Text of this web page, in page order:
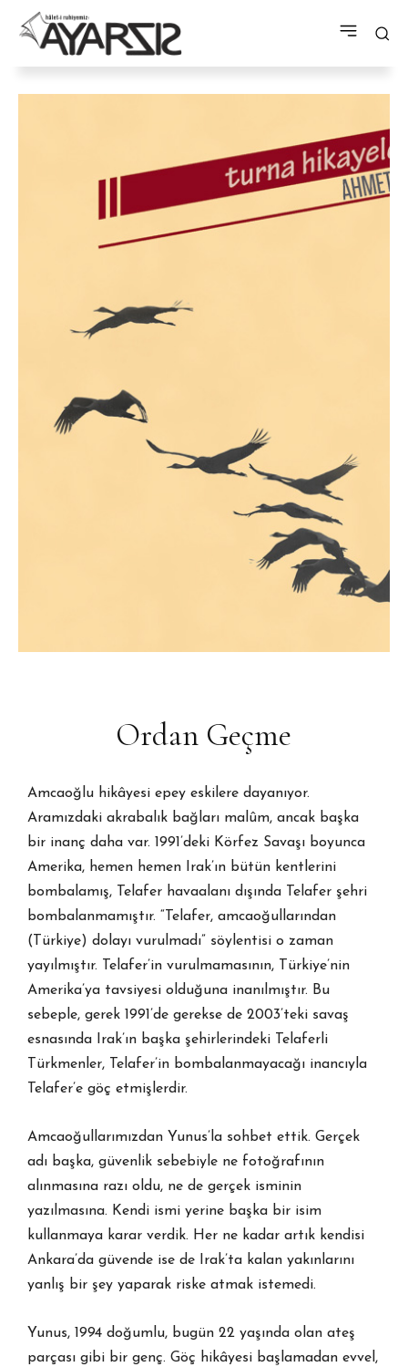
Ordan Geçme
Amcaoğlu hikâyesi epey eskilere dayanıyor.
Aramızdaki akrabalık bağları malûm, ancak başka
bir inanç daha var. 1991’deki Körfez Savaşı boyunca
Amerika, hemen hemen Irak’ın bütün kentlerini
bombalamış, Telafer havaalanı dışında Telafer şehri
bombalanmamıştır. “Telafer, amcaoğullarından
(Türkiye) dolayı vurulmadı” söylentisi o zaman
yayılmıştır. Telafer’in vurulmamasının, Türkiye’nin
Amerika’ya tavsiyesi olduğuna inanılmıştır. Bu
sebeple, gerek 1991’de gerekse de 2003’teki savaş
esnasında Irak’ın başka şehirlerindeki Telaferli
Türkmenler, Telafer’in bombalanmayacağı inancıyla
Telafer’e göç etmişlerdir.
Amcaoğullarımızdan Yunus’la sohbet ettik. Gerçek
adı başka, güvenlik sebebiyle ne fotoğrafının
alınmasına razı oldu, ne de gerçek isminin
yazılmasına. Kendi ismi yerine başka bir isim
kullanmaya karar verdik. Her ne kadar artık kendisi
Ankara’da güvende ise de Irak’ta kalan yakınlarını
yanlış bir şey yaparak riske atmak istemedi.
Yunus, 1994 doğumlu, bugün 22 yaşında olan ateş
parçası gibi bir genç. Göç hikâyesi başlamadan evvel,